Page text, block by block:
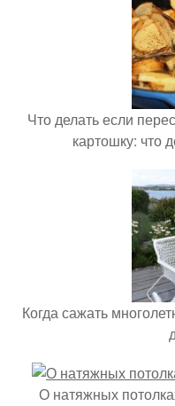
Что делать если
картошку: что
Когда сажать
О натяжных